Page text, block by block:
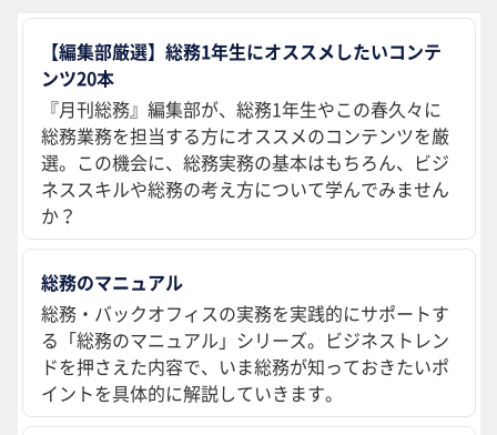
【編集部厳選】総務1年生にオススメしたいコンテ
ンツ20本
『月刊総務』編集部が、総務1年生やこの春久々に
総務業務を担当する方にオススメのコンテンツを厳
選。この機会に、総務実務の基本はもちろん、ビジ
ネススキルや総務の考え方について学んでみません
か？
総務のマニュアル
総務・バックオフィスの実務を実践的にサポートす
る「総務のマニュアル」シリーズ。ビジネストレン
ドを押さえた内容で、いま総務が知っておきたいポ
イントを具体的に解説していきます。